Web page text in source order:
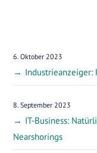
6. Oktober 2023
8. September 2023
IT-Business:
Nearshorings